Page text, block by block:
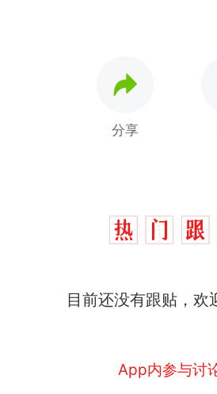
分享
目前还没有跟贴，欢
App内参与讨
热
那个在床
交5060元才肯
已叫停招聘，
核查
笔试第一被第